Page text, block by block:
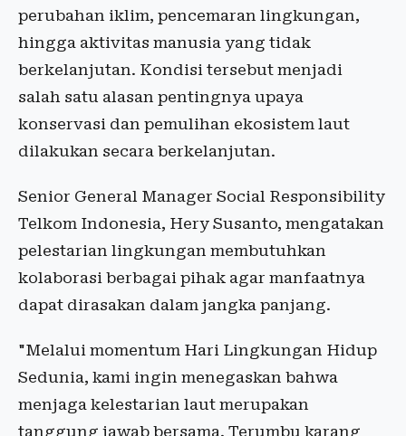
perubahan iklim, pencemaran lingkungan,
hingga aktivitas manusia yang tidak
berkelanjutan. Kondisi tersebut menjadi
salah satu alasan pentingnya upaya
konservasi dan pemulihan ekosistem laut
dilakukan secara berkelanjutan.
Senior General Manager Social Responsibility
Telkom Indonesia, Hery Susanto, mengatakan
pelestarian lingkungan membutuhkan
kolaborasi berbagai pihak agar manfaatnya
dapat dirasakan dalam jangka panjang.
"Melalui momentum Hari Lingkungan Hidup
Sedunia, kami ingin menegaskan bahwa
menjaga kelestarian laut merupakan
tanggung jawab bersama. Terumbu karang